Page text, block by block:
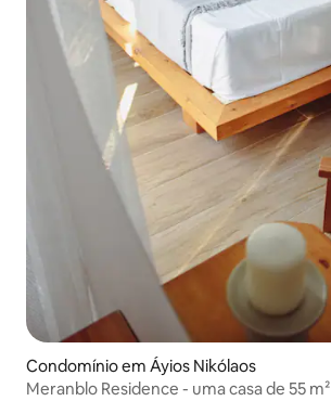
Condomínio em Áyios Nikólaos
Meranblo Residence - uma casa de 55 m²